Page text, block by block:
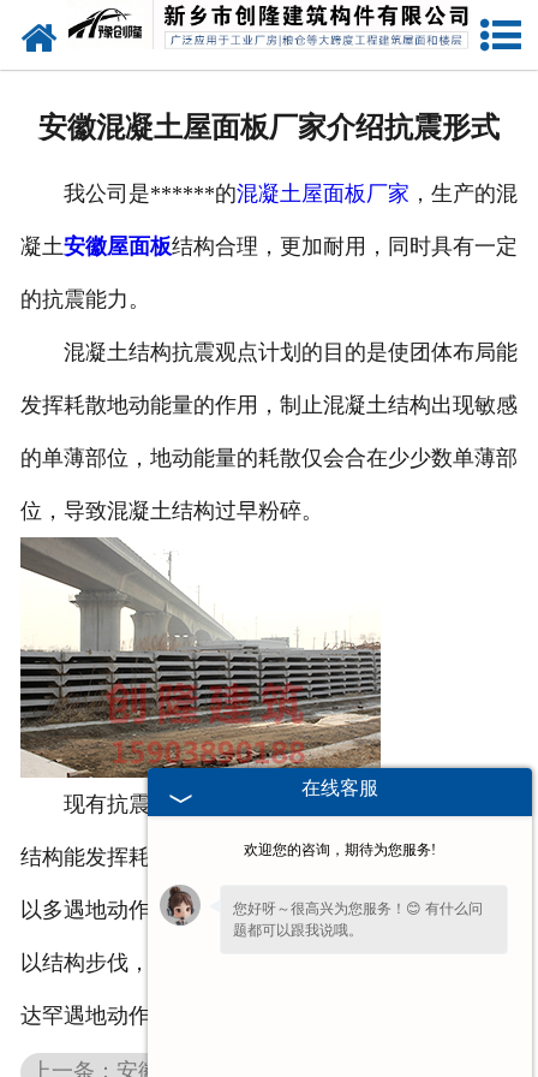
网站首页
资质荣誉
成功案例
联系我们
安徽混凝土屋面板厂家介绍抗震形式
我公司是******的混凝土屋面板厂家 ，生产的混
凝土安徽屋面板结构合理，更加耐用，同时具有一定
的抗震能力。
混凝土结构抗震观点计划的目的是使团体布局能
发挥耗散地动能量的作用，制止混凝土结构出现敏感
的单薄部位，地动能量的耗散仅会合在少少数单薄部
位，导致混凝土结构过早粉碎。
现有抗震计划要领的条件之一是假定整个混凝土
结构能发挥耗散地动能量的作用，在此条件下，才气
以多遇地动作用举行混凝土结构盘算、构件计划并加
以结构步伐，或接纳动力时程阐发举行验算，试图到
达罕遇地动作用下混凝土结构不坍毁的目的。
在线客服
欢迎您的咨询，期待为您服务!
您好呀～很高兴为您服务！😊 有什么问
题都可以跟我说哦。